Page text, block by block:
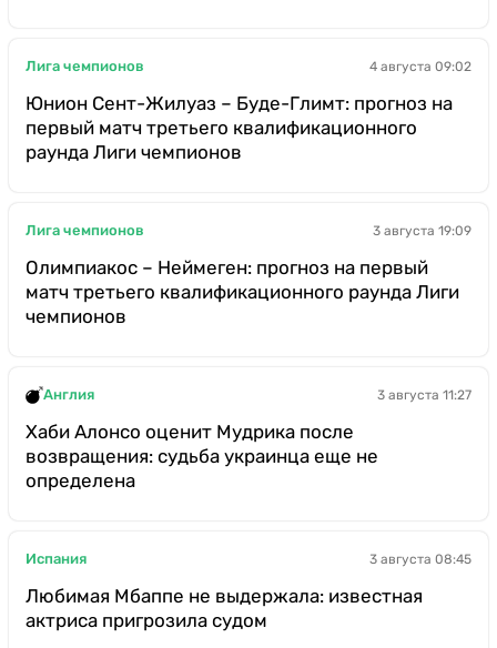
Лига чемпионов 4 августа 09:02
Юнион Сент-Жилуаз – Буде-Глимт: прогноз на
первый матч третьего квалификационного
раунда Лиги чемпионов
Лига чемпионов 3 августа 19:09
Олимпиакос – Неймеген: прогноз на первый
матч третьего квалификационного раунда Лиги
чемпионов
Англия 3 августа 11:27
Хаби Алонсо оценит Мудрика после
возвращения: судьба украинца еще не
определена
Испания 3 августа 08:45
Любимая Мбаппе не выдержала: известная
актриса пригрозила судом